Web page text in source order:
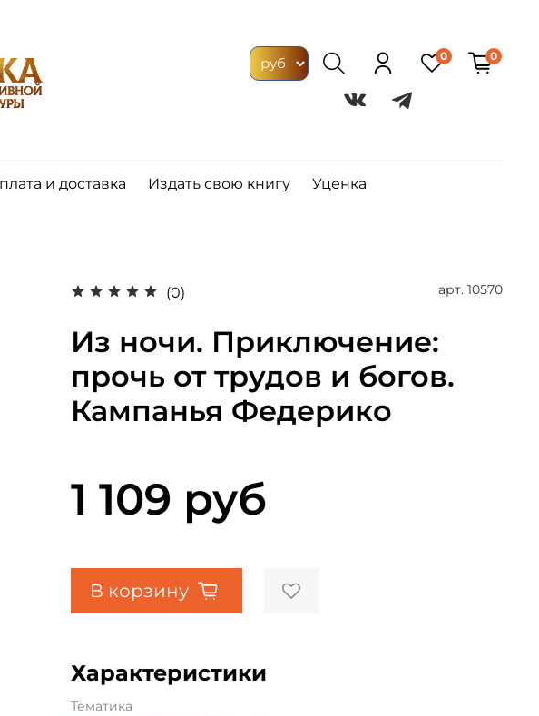
0 0
и доставка Издать свою книгу Уценка
(0) арт. 10570
Из ночи. Приключение:
прочь от трудов и богов.
Кампанья Федерико
1 109 руб
В корзину
Характеристики
Тематика